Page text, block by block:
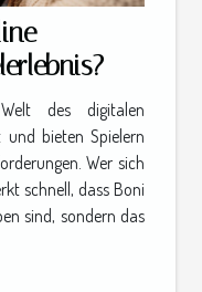
des digitalen
und bieten Spielern
Wer sich
schnell, dass Boni
sind, sondern das